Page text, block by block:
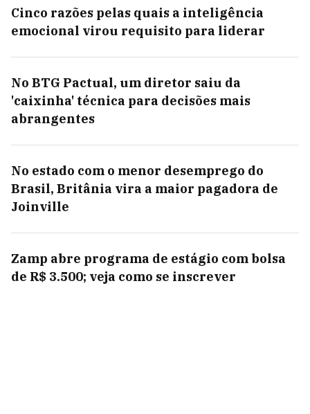
Cinco razões pelas quais a inteligência
emocional virou requisito para liderar
No BTG Pactual, um diretor saiu da
'caixinha' técnica para decisões mais
abrangentes
No estado com o menor desemprego do
Brasil, Britânia vira a maior pagadora de
Joinville
Zamp abre programa de estágio com bolsa
de R$ 3.500; veja como se inscrever